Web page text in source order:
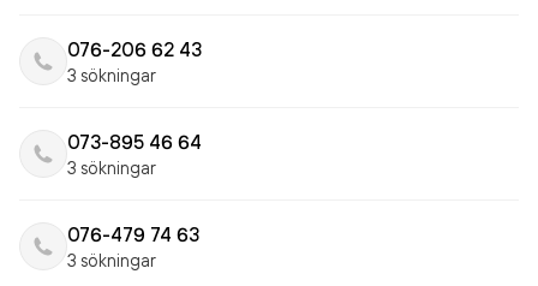
076-206 62 43
3 sökningar
073-895 46 64
3 sökningar
076-479 74 63
3 sökningar